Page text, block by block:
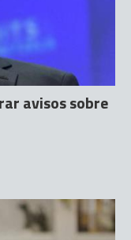
avisos sobre